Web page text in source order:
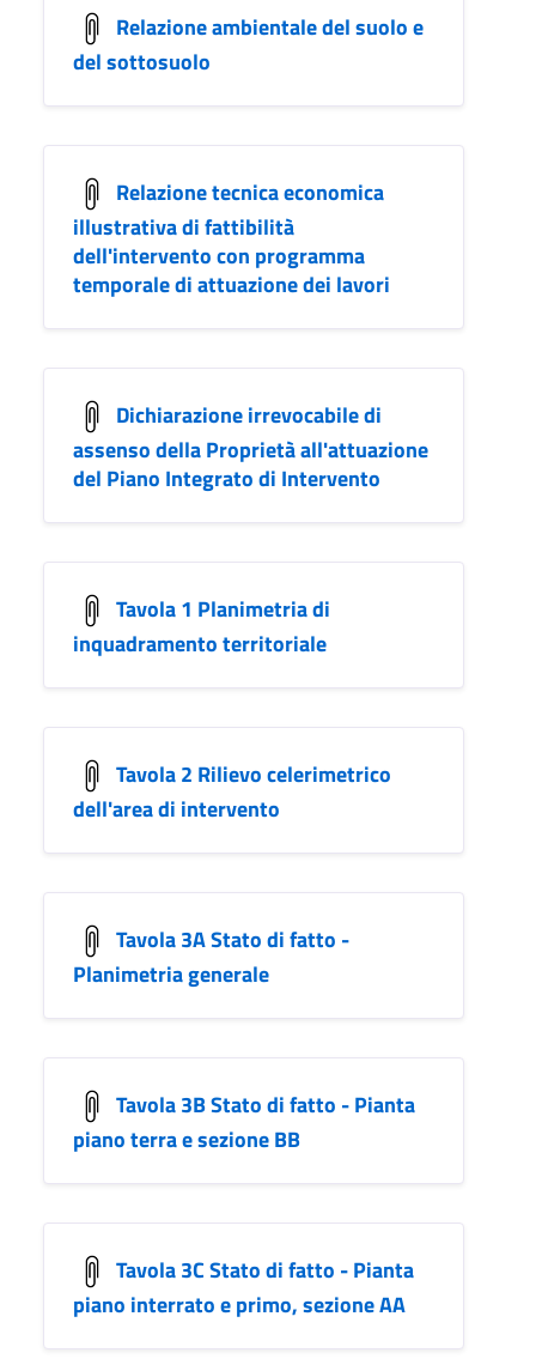
Relazione ambientale del suolo e
del sottosuolo
Relazione tecnica economica
illustrativa di fattibilità
dell'intervento con programma
temporale di attuazione dei lavori
Dichiarazione irrevocabile di
assenso della Proprietà all'attuazione
del Piano Integrato di Intervento
Tavola 1 Planimetria di
inquadramento territoriale
Tavola 2 Rilievo celerimetrico
dell'area di intervento
Tavola 3A Stato di fatto -
Planimetria generale
Tavola 3B Stato di fatto - Pianta
piano terra e sezione BB
Tavola 3C Stato di fatto - Pianta
piano interrato e primo, sezione AA